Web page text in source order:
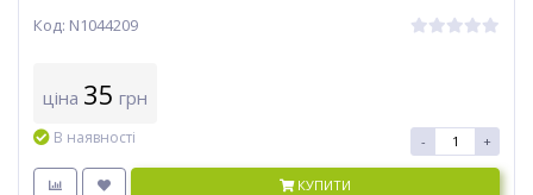
Код: N1044209
ціна 35 грн
В наявності - +
КУПИТИ